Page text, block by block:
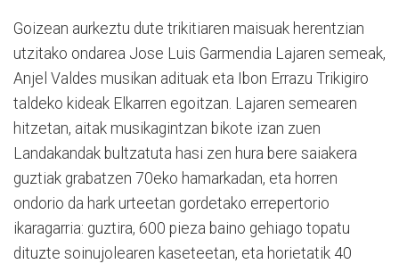
Goizean aurkeztu dute trikitiaren maisuak herentzian
utzitako ondarea Jose Luis Garmendia Lajaren semeak,
Anjel Valdes musikan adituak eta Ibon Errazu Trikigiro
taldeko kideak Elkarren egoitzan. Lajaren semearen
hitzetan, aitak musikagintzan bikote izan zuen
Landakandak bultzatuta hasi zen hura bere saiakera
guztiak grabatzen 70eko hamarkadan, eta horren
ondorio da hark urteetan gordetako errepertorio
ikaragarria: guztira, 600 pieza baino gehiago topatu
dituzte soinujolearen kaseteetan, eta horietatik 40